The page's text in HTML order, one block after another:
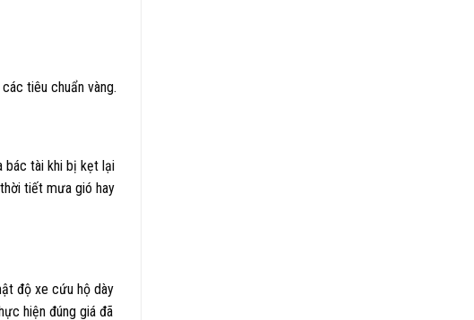
tiêu chuẩn vàng.
bác tài khi bị kẹt lại
tiết mưa gió hay
độ xe cứu hộ dày
hiện đúng giá đã